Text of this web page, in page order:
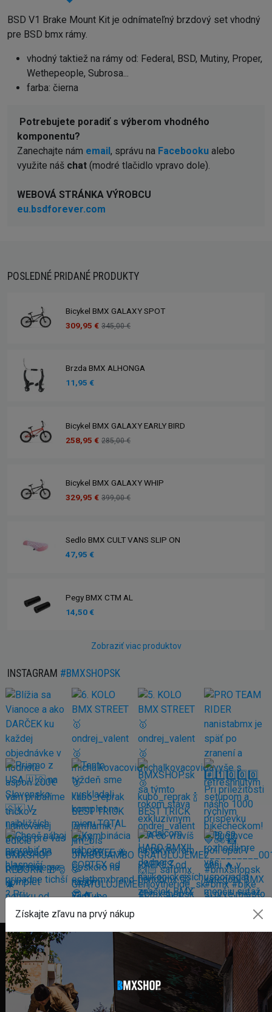
BSD V1 Brake Mount Kit je odnímateľný brzdový set vhodný
pre BSD bmx rámy.
vhodný taktiež na rámy od: Federal, BSD, Mutiny, Proper,
Wethepeople, Subrosa...
farba: čierna
Potrebujete poradiť s výberom vhodného
komponentu?
Zanechajte nám email, správu na Facebooku alebo
využite náš chat (modré tlačidlo vpravo dole).
WEBOVÁ STRÁNKA VÝROBCU
eu.bsdforever.com
POSLEDNÉ PRIDANÉ PRODUKTY
Bicykel BMX GALAXY SPOT
309,95 € 345,00 €
Brzda BMX ALHONGA
11,95 €
Bicykel BMX GALAXY EARLY BIRD
258,95 € 285,00 €
Bicykel BMX GALAXY WHIP
329,95 € 399,00 €
Sedlo BMX CULT VANS SLIP ON
47,95 €
Pegy BMX CTM AL
14,50 €
Zobraziť viac produktov
INSTAGRAM #BMXSHOPSK
FAKTURAČNÁ ADRESA
GLOBAL DIAMONDS s. r. o.
Získajte zľavu na prvý nákup